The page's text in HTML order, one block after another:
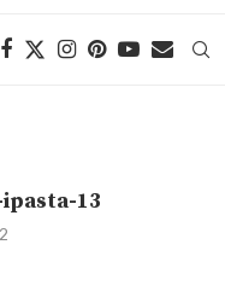
13